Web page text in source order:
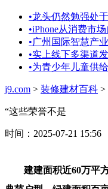
•龙头仍然勉强处
•iPhone从消费市
•广州国际智慧产
•实上线下多渠道
•为青少年儿童供
j9.com > 装修建材百科 >
“这些荣誉不是
时间：2025-07-21 15:56
建建面积近60万平方